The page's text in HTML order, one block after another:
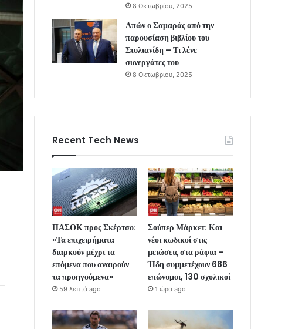
8 Οκτωβρίου, 2025
Απών ο Σαμαράς από την
παρουσίαση βιβλίου του
Στυλιανίδη – Τι λένε
συνεργάτες του
8 Οκτωβρίου, 2025
Recent Tech News
ΠΑΣΟΚ προς Σκέρτσο:
«Τα επιχειρήματα
διαρκούν μέχρι τα
επόμενα που αναιρούν
τα προηγούμενα»
59 λεπτά ago
Σούπερ Μάρκετ: Και
νέοι κωδικοί στις
μειώσεις στα ράφια –
Ήδη συμμετέχουν 686
επώνυμοι, 130 σχολικοί
1 ώρα ago